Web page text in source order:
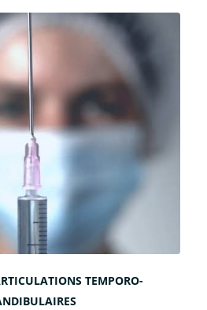
TEMPORO-